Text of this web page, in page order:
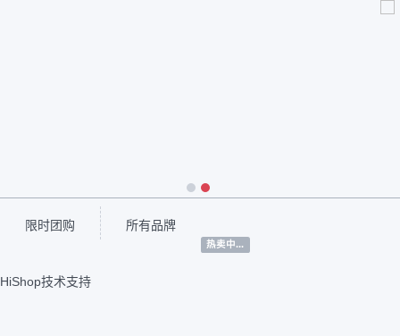
1 2
限时团购
所有品牌
热卖中...
HiShop技术支持